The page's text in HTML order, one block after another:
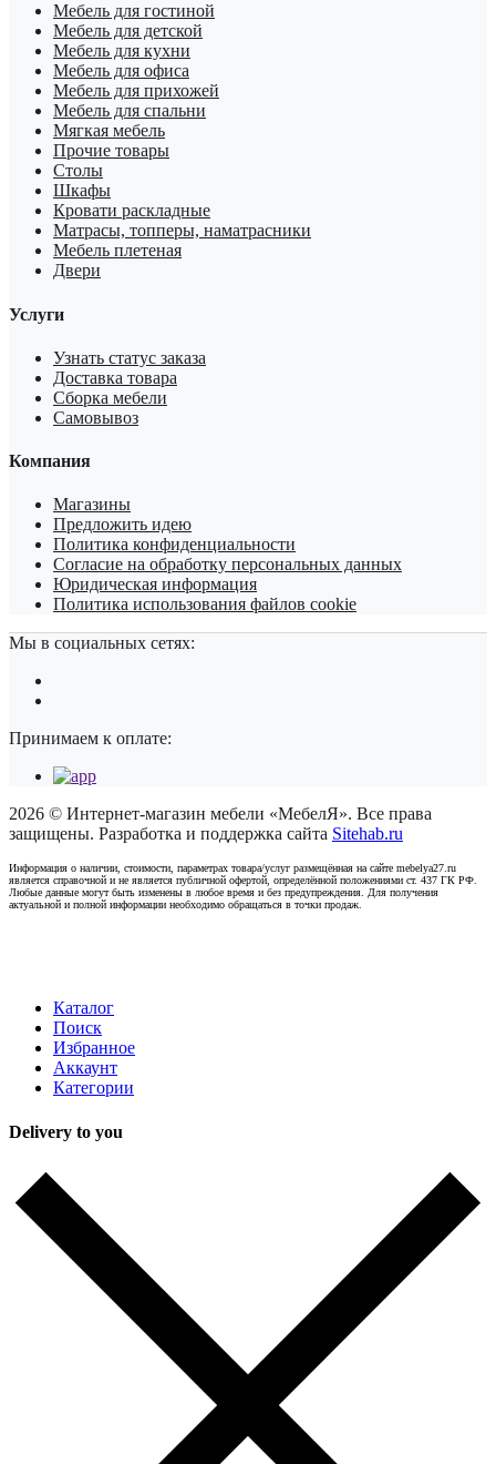
Мебель для гостиной
Мебель для детской
Мебель для кухни
Мебель для офиса
Мебель для прихожей
Мебель для спальни
Мягкая мебель
Прочие товары
Столы
Шкафы
Кровати раскладные
Матрасы, топперы, наматрасники
Мебель плетеная
Двери
Услуги
Узнать статус заказа
Доставка товара
Сборка мебели
Самовывоз
Компания
Магазины
Предложить идею
Политика конфиденциальности
Согласие на обработку персональных данных
Юридическая информация
Политика использования файлов cookie
Мы в социальных сетях:
Принимаем к оплате:
2026 © Интернет-магазин мебели «МебелЯ». Все права
защищены. Разработка и поддержка сайта Sitehab.ru
Информация о наличии, стоимости, параметрах товара/услуг размещённая на сайте mebelya27.ru
является справочной и не является публичной офертой, определённой положениями ст. 437 ГК РФ.
Любые данные могут быть изменены в любое время и без предупреждения. Для получения
актуальной и полной информации необходимо обращаться в точки продаж.
Каталог
Поиск
Избранное
Аккаунт
Категории
Delivery to you